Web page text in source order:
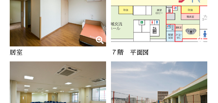
居室 ７階 平面図